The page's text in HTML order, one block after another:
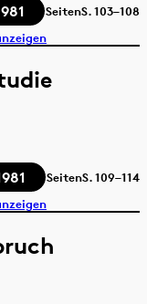
SeitenS.103–108
SeitenS.109–114